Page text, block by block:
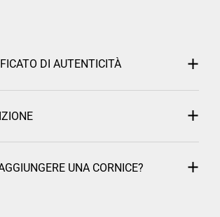
DI AUTENTICITÀ
UNA CORNICE?